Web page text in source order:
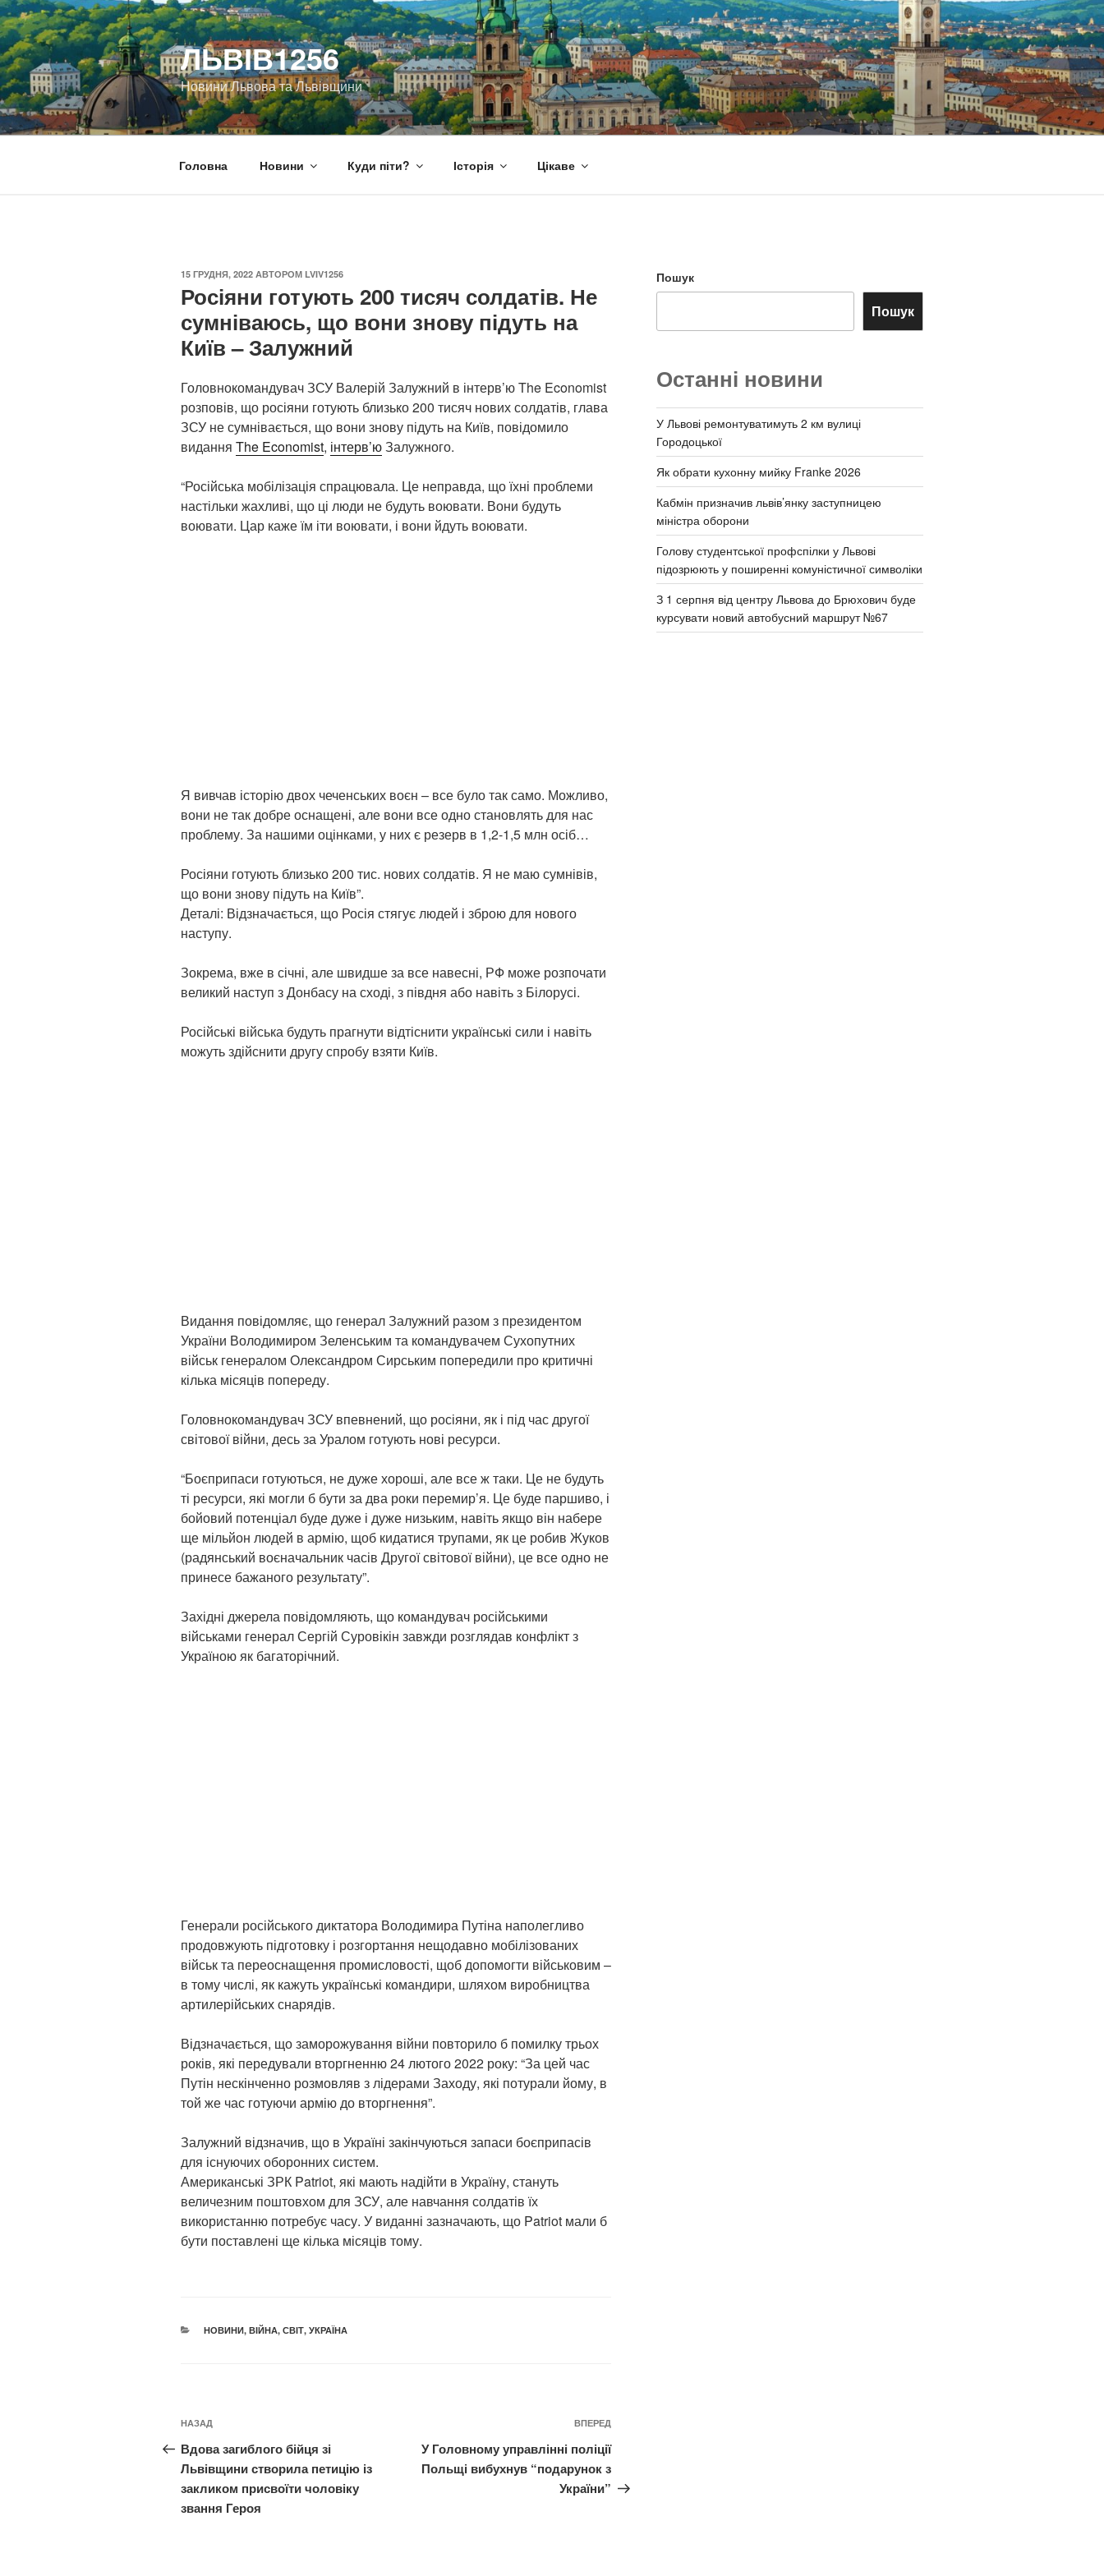
Перейти
до
вмісту
ЛЬВІВ1256
Новини Львова та Львівщини
Головна Новини Куди піти? Історія Цікаве
ОПУБЛІКОВАНО
15 ГРУДНЯ, 2022 АВТОРОМ LVIV1256
Росіяни готують 200 тисяч солдатів. Не
сумніваюсь, що вони знову підуть на
Київ – Залужний
Головнокомандувач ЗСУ Валерій Залужний в інтерв’ю The Economist
розповів, що росіяни готують близько 200 тисяч нових солдатів, глава
ЗСУ не сумнівається, що вони знову підуть на Київ, повідомило
видання The Economist, інтерв’юЗалужного.
“Російська мобілізація спрацювала. Це неправда, що їхні проблеми
настільки жахливі, що ці люди не будуть воювати. Вони будуть
воювати. Цар каже їм іти воювати, і вони йдуть воювати.
Я вивчав історію двох чеченських воєн – все було так само. Можливо,
вони не так добре оснащені, але вони все одно становлять для нас
проблему. За нашими оцінками, у них є резерв в 1,2-1,5 млн осіб…
Росіяни готують близько 200 тис. нових солдатів. Я не маю сумнівів,
що вони знову підуть на Київ”.
Деталі: Відзначається, що Росія стягує людей і зброю для нового
наступу.
Зокрема, вже в січні, але швидше за все навесні, РФ може розпочати
великий наступ з Донбасу на сході, з півдня або навіть з Білорусі.
Російські війська будуть прагнути відтіснити українські сили і навіть
можуть здійснити другу спробу взяти Київ.
Видання повідомляє, що генерал Залужний разом з президентом
України Володимиром Зеленським та командувачем Сухопутних
військ генералом Олександром Сирським попередили про критичні
кілька місяців попереду.
Головнокомандувач ЗСУ впевнений, що росіяни, як і під час другої
світової війни, десь за Уралом готують нові ресурси.
“Боєприпаси готуються, не дуже хороші, але все ж таки. Це не будуть
ті ресурси, які могли б бути за два роки перемир’я. Це буде паршиво, і
бойовий потенціал буде дуже і дуже низьким, навіть якщо він набере
ще мільйон людей в армію, щоб кидатися трупами, як це робив Жуков
(радянський воєначальник часів Другої світової війни), це все одно не
принесе бажаного результату”.
Західні джерела повідомляють, що командувач російськими
військами генерал Сергій Суровікін завжди розглядав конфлікт з
Україною як багаторічний.
Генерали російського диктатора Володимира Путіна наполегливо
продовжують підготовку і розгортання нещодавно мобілізованих
військ та переоснащення промисловості, щоб допомогти військовим –
в тому числі, як кажуть українські командири, шляхом виробництва
артилерійських снарядів.
Відзначається, що заморожування війни повторило б помилку трьох
років, які передували вторгненню 24 лютого 2022 року: “За цей час
Путін нескінченно розмовляв з лідерами Заходу, які потурали йому, в
той же час готуючи армію до вторгнення”.
Залужний відзначив, що в Україні закінчуються запаси боєприпасів
для існуючих оборонних систем.
Американські ЗРК Patriot, які мають надійти в Україну, стануть
величезним поштовхом для ЗСУ, але навчання солдатів їх
використанню потребує часу. У виданні зазначають, що Patriot мали б
бути поставлені ще кілька місяців тому.
КАТЕГОРІЇ
НОВИНИ, ВІЙНА, СВІТ, УКРАЇНА
Навігація
записів
Попередній
запис:
НАЗАД
Вдова загиблого бійця зі
Львівщини створила петицію із
закликом присвоїти чоловіку
звання Героя
Наступний
запис
ВПЕРЕД
У Головному управлінні поліції
Польщі вибухнув “подарунок з
України”
Пошук
Пошук
Останні новини
У Львові ремонтуватимуть 2 км вулиці
Городоцької
Як обрати кухонну мийку Franke 2026
Кабмін призначив львів’янку заступницею
міністра оборони
Голову студентської профспілки у Львові
підозрюють у поширенні комуністичної символіки
З 1 серпня від центру Львова до Брюхович буде
курсувати новий автобусний маршрут №67